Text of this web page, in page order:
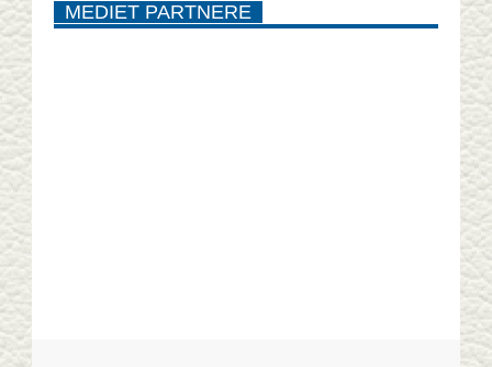
MEDIET PARTNERE